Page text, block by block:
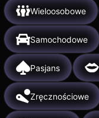
Wieloosobowe
Samochodowe
Pasjans
Zręcznościowe